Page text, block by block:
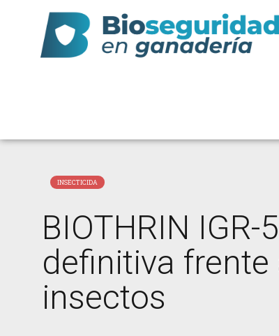
INSECTICIDA
BIOTHRIN
definitiva frente
insectos